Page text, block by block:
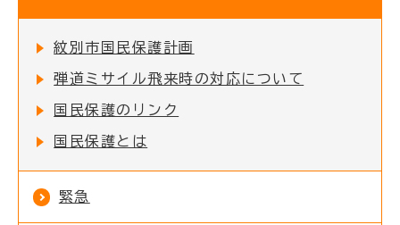
紋別市国民保護計画
弾道ミサイル飛来時の対応について
国民保護のリンク
国民保護とは
緊急